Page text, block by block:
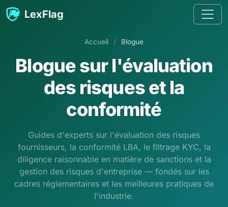
Passer au contenu
LexFlag
Accueil / Blogue
Blogue sur l'évaluation
des risques et la
conformité
Guides d'experts sur l'évaluation des risques
fournisseurs, la conformité LBA, le filtrage KYC, la
diligence raisonnable en matière de sanctions et la
gestion des risques d'entreprise — fondés sur les
cadres réglementaires et les meilleures pratiques de
l'industrie.